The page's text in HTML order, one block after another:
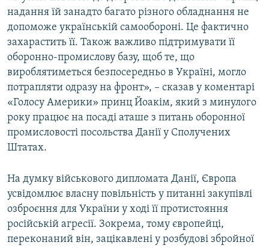
надання їй занадто багато різного обладнання не
допоможе українській самообороні. Це фактично
захарастить її. Також важливо підтримувати її
оборонно-промислову базу, щоб те, що
вироблятиметься безпосередньо в Україні, могло
потрапляти одразу на фронт», – сказав у коментарі
«Голосу Америки» принц Йоакім, який з минулого
року працює на посаді аташе з питань оборонної
промисловості посольства Данії у Сполучених
Штатах.
На думку військового дипломата Данії, Європа
усвідомлює власну повільність у питанні закупівлі
озброєння для України у ході її протистояння
російській агресії. Зокрема, тому європейці,
переконаний він, зацікавлені у розбудові збройної